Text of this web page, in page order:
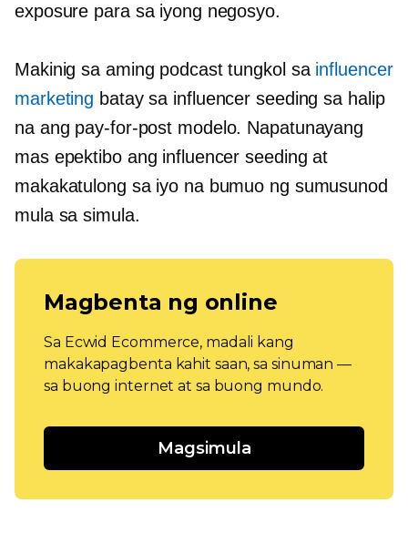
exposure para sa iyong negosyo.
Makinig sa aming podcast tungkol sa influencer
marketing batay sa influencer seeding sa halip
na ang pay-for-post modelo. Napatunayang
mas epektibo ang influencer seeding at
makakatulong sa iyo na bumuo ng sumusunod
mula sa simula.
Magbenta ng online
Sa Ecwid Ecommerce, madali kang
makakapagbenta kahit saan, sa sinuman —
sa buong internet at sa buong mundo.
Magsimula